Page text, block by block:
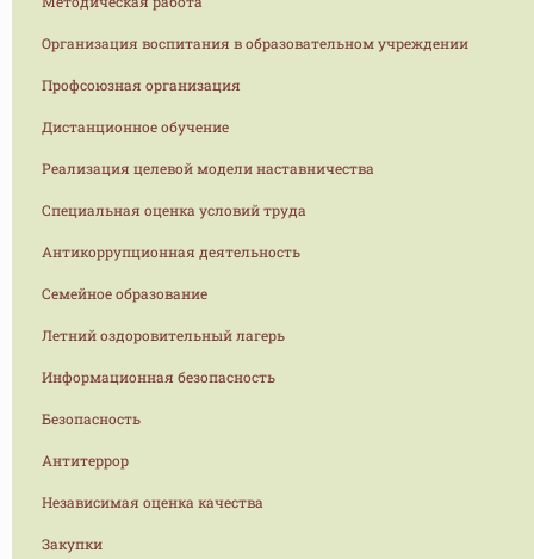
Организация воспитания в образовательном учреждении
Профсоюзная организация
Дистанционное обучение
Реализация целевой модели наставничества
Специальная оценка условий труда
Антикоррупционная деятельность
Семейное образование
Летний оздоровительный лагерь
Информационная безопасность
Безопасность
Антитеррор
Независимая оценка качества
Закупки